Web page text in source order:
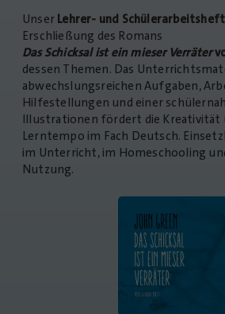
Unser Lehrer- und Schülerarbeitsheft
Erschließung des Romans
Das Schicksal ist ein mieser Verräter
dessen Themen. Das
abwechslungsreichen Aufgaben,
Hilfestellungen und einer
Illustrationen fördert die Kreativität
Lerntempo im Fach Deutsch.
im Unterricht, im Homeschooling
Nutzung.